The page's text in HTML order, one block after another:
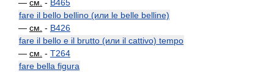
— см. - B465
fare il bello bellino (или le belle belline)
— см. - B426
fare il bello e il brutto (или il cattivo) tempo
— см. - T264
fare bella figura